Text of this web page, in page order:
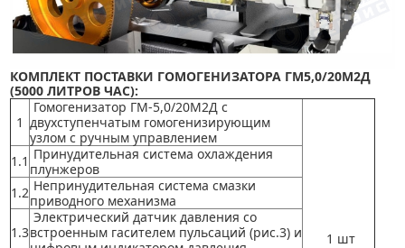
КОМПЛЕКТ ПОСТАВКИ ГОМОГЕНИЗАТОРА ГМ5,0/20М2Д
(5000 ЛИТРОВ ЧАС):
1
Гомогенизатор ГМ-5,0/20М2Д с
двухступенчатым гомогенизирующим
узлом с ручным управлением
1 шт
1.1 Принудительная система охлаждения
плунжеров
1.2 Непринудительная система смазки
приводного механизма
1.3
Электрический датчик давления со
встроенным гасителем пульсаций (рис.3) и